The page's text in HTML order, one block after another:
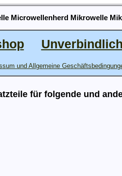
Microwellenherd Mikrowelle
und Allgemeine
für folgende und